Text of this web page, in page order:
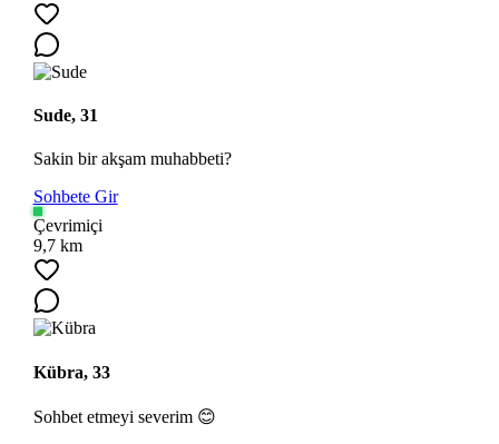
Sude, 31
Sakin bir akşam muhabbeti?
Sohbete Gir
Çevrimiçi
9,7 km
Kübra, 33
Sohbet etmeyi severim 😊